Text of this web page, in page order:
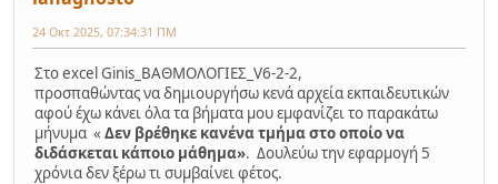
24 Οκτ 2025, 07:34:31 ΠΜ
Στο excel Ginis_ΒΑΘΜΟΛΟΓΙΕΣ_V6-2-2,
προσπαθώντας να δημιουργήσω κενά αρχεία εκπαιδευτικών
αφού έχω κάνει όλα τα βήματα μου εμφανίζει το παρακάτω
μήνυμα « Δεν βρέθηκε κανένα τμήμα στο οποίο να
διδάσκεται κάποιο μάθημα». Δουλεύω την εφαρμογή 5
χρόνια δεν ξέρω τι συμβαίνει φέτος.